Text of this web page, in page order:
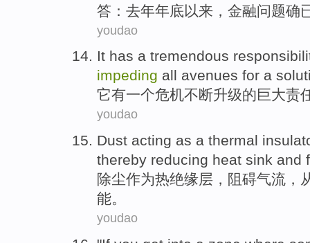
答 ： 去年年底 以来 ， 金融问题确
youdao
It has a tremendous
impeding all avenues for a
它有一个危机不断升级的巨大责
youdao
Dust acting as a thermal
thereby reducing heat sink and
除尘作为热绝缘层 ， 阻碍气流 ，
能。
youdao